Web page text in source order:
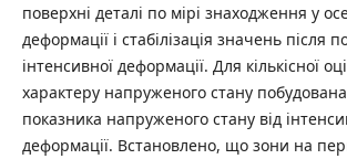
поверхні деталі по мірі знаходження у
деформації і стабілізація значень після
інтенсивної деформації. Для кількісної
характеру напруженого стану
показника напруженого стану від
деформації. Встановлено, що зони на